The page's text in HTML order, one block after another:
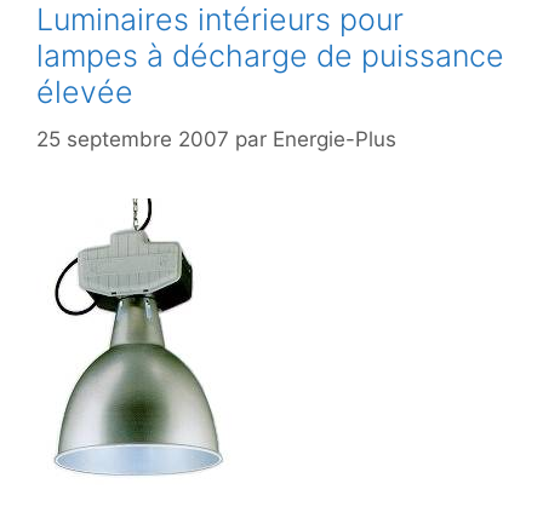
Luminaires intérieurs pour
lampes à décharge de puissance
élevée
25 septembre 2007 par Energie-Plus